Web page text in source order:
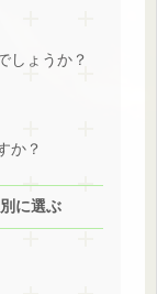
しょうか？
か？
に選ぶ